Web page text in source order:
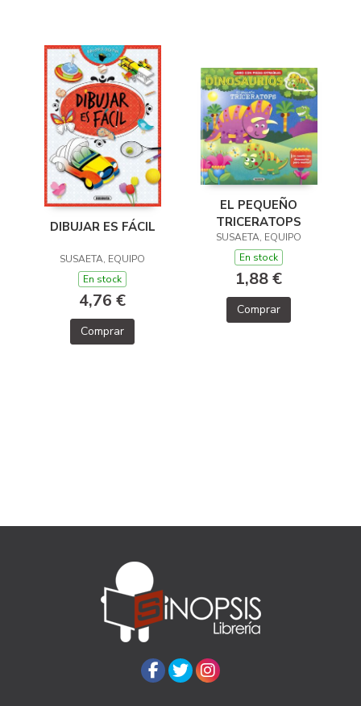
DIBUJAR ES FÁCIL
SUSAETA, EQUIPO
En stock
4,76 €
Comprar
EL PEQUEÑO
TRICERATOPS
SUSAETA, EQUIPO
En stock
1,88 €
Comprar